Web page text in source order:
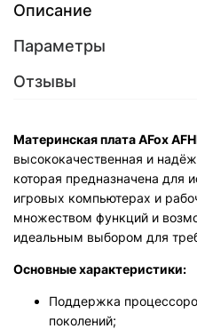
Описание
Параметры
Отзывы
Материнская плата AFox
высококачественная и
которая предназначена для
игровых компьютерах и
множеством функций и
идеальным выбором для
Основные характеристики:
Поддержка
поколений;